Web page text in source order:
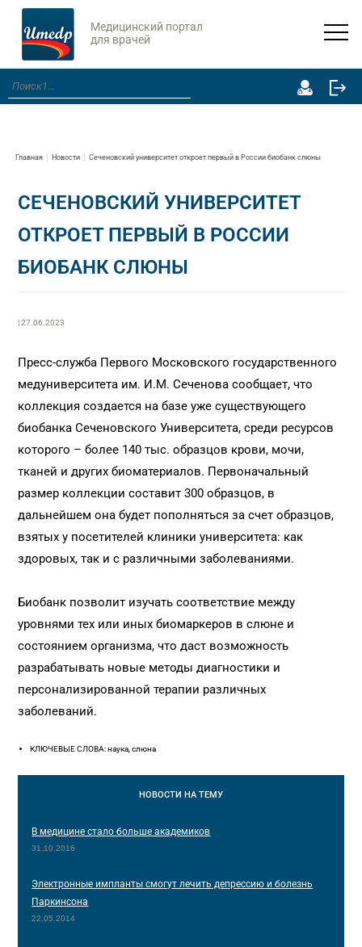
Медицинский портал
для врачей
Главная Новости Сеченовский университет откроет первый в России биобанк слюны
СЕЧЕНОВСКИЙ УНИВЕРСИТЕТ
ОТКРОЕТ ПЕРВЫЙ В РОССИИ
БИОБАНК СЛЮНЫ
| 27.06.2023
Пресс-служба Первого Московского государственного
медуниверситета им. И.М. Сеченова сообщает, что
коллекция создается на базе уже существующего
биобанка Сеченовского Университета, среди ресурсов
которого – более 140 тыс. образцов крови, мочи,
тканей и других биоматериалов. Первоначальный
размер коллекции составит 300 образцов, в
дальнейшем она будет пополняться за счет образцов,
взятых у посетителей клиники университета: как
здоровых, так и с различными заболеваниями.
Биобанк позволит изучать соответствие между
уровнями тех или иных биомаркеров в слюне и
состоянием организма, что даст возможность
разрабатывать новые методы диагностики и
персонализированной терапии различных
заболеваний.
КЛЮЧЕВЫЕ СЛОВА: наука, слюна
НОВОСТИ НА ТЕМУ
В медицине стало больше академиков
31.10.2016
Электронные импланты смогут лечить депрессию и болезнь
Паркинсона
22.05.2014